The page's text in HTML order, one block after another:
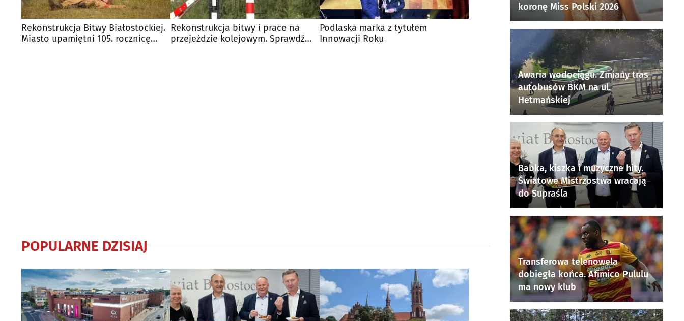
Rekonstrukcja Bitwy Białostockiej.
Miasto upamiętni 105. rocznicę
Rekonstrukcja bitwy i prace na
przejeździe kolejowym. Sprawdź
Podlaska marka z tytułem
Innowacji Roku
POPULARNE DZISIAJ
koronę Miss Polski 2026
Awaria wodociągu. Zmiany tras
autobusów BKM na ul.
Hetmańskiej
Babka, kiszka i muzyczne hity.
Światowe Mistrzostwa wracają
do Supraśla
Transferowa telenowela
dobiegła końca. Afimico Pululu
ma nowy klub